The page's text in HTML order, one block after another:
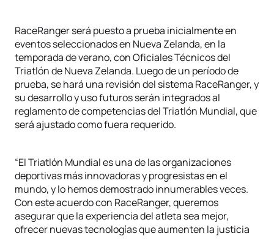
RaceRanger será puesto a prueba inicialmente en
eventos seleccionados en Nueva Zelanda, en la
temporada de verano, con Oficiales Técnicos del
Triatlón de Nueva Zelanda. Luego de un período de
prueba, se hará una revisión del sistema RaceRanger, y
su desarrollo y uso futuros serán integrados al
reglamento de competencias del Triatlón Mundial, que
será ajustado como fuera requerido.
“El Triatlón Mundial es una de las organizaciones
deportivas más innovadoras y progresistas en el
mundo, y lo hemos demostrado innumerables veces.
Con este acuerdo con RaceRanger, queremos
asegurar que la experiencia del atleta sea mejor,
ofrecer nuevas tecnologías que aumenten la justicia